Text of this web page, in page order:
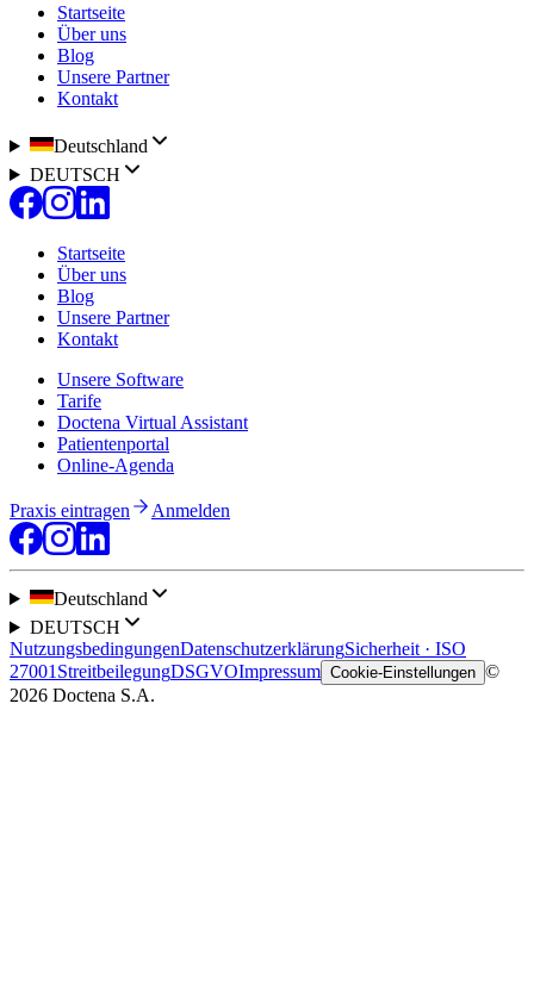
Startseite
Über uns
Blog
Unsere Partner
Kontakt
Deutschland
DEUTSCH
Startseite
Über uns
Blog
Unsere Partner
Kontakt
Unsere Software
Tarife
Doctena Virtual Assistant
Patientenportal
Online-Agenda
Praxis eintragen Anmelden
Deutschland
DEUTSCH
NutzungsbedingungenDatenschutzerklärungSicherheit · ISO
27001 StreitbeilegungDSGVOImpressum Cookie-Einstellungen ©
2026 Doctena S.A.